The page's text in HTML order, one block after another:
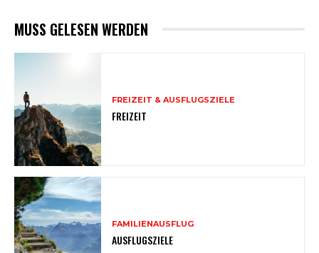
MUSS GELESEN WERDEN
FREIZEIT & AUSFLUGSZIELE
FREIZEIT
FAMILIENAUSFLUG
AUSFLUGSZIELE